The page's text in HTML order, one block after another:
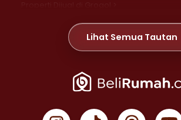
Properti Dijual di Meruya >
Properti Dijual di Jelambar >
Properti Dijual di Jakarta Pusat >
Properti Dijual di Gambir >
Lihat Semua Tautan